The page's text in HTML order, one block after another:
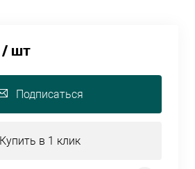
/ шт
Подписаться
Купить в 1 клик